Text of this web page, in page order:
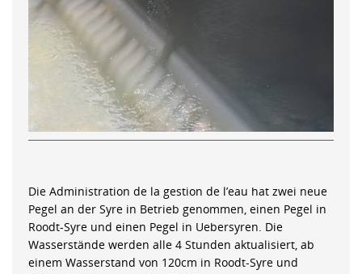
Die Administration de la gestion de l’eau hat zwei neue
Pegel an der Syre in Betrieb genommen, einen Pegel in
Roodt-Syre und einen Pegel in Uebersyren. Die
Wasserstände werden alle 4 Stunden aktualisiert, ab
einem Wasserstand von 120cm in Roodt-Syre und